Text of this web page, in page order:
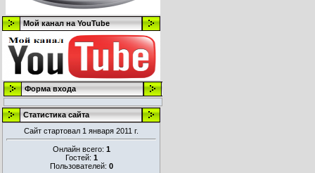
Мой канал на YouTube
Форма входа
Статистика сайта
Сайт стартовал 1 января 2011 г.
Онлайн всего: 1
Гостей: 1
Пользователей: 0